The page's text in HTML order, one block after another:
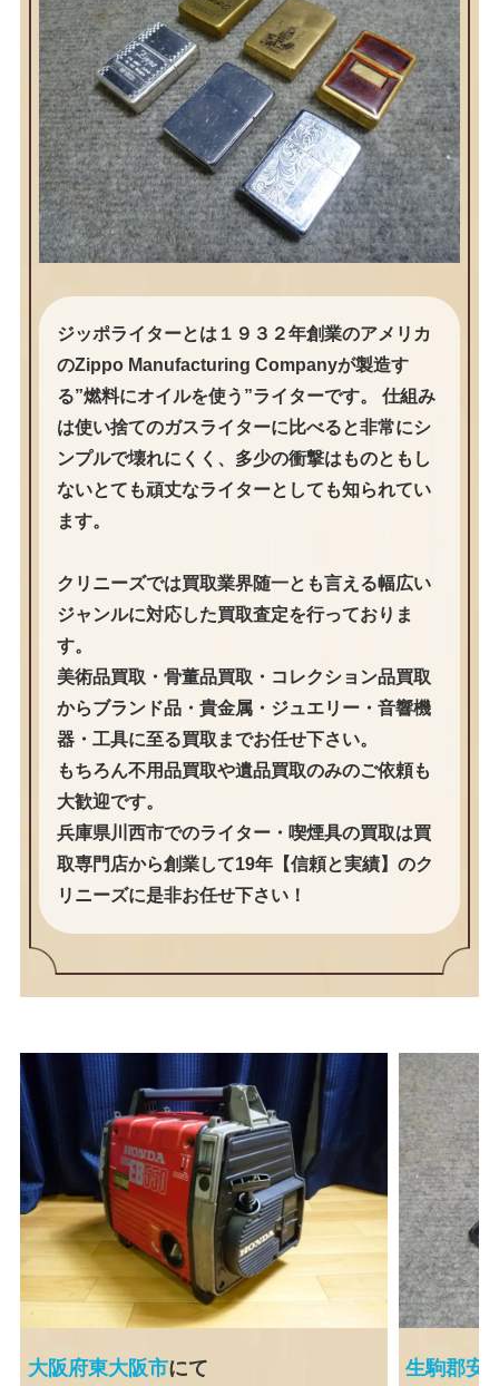
ジッポライターとは１９３２年創業のアメリカ
のZippo Manufacturing Companyが製造す
る”燃料にオイルを使う”ライターです。 仕組み
は使い捨てのガスライターに比べると非常にシ
ンプルで壊れにくく、多少の衝撃はものともし
ないとても頑丈なライターとしても知られてい
ます。
クリニーズでは買取業界随一とも言える幅広い
ジャンルに対応した買取査定を行っておりま
す。
美術品買取・骨董品買取・コレクション品買取
からブランド品・貴金属・ジュエリー・音響機
器・工具に至る買取までお任せ下さい。
もちろん不用品買取や遺品買取のみのご依頼も
大歓迎です。
兵庫県川西市でのライター・喫煙具の買取は買
取専門店から創業して19年【信頼と実績】のク
リニーズに是非お任せ下さい！
大阪府東大阪市にて 生駒郡安